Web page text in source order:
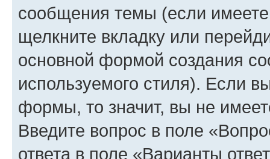
сообщения темы (если
щелкните вкладку или
основной формой создания
используемого стиля). Если
формы, то значит, вы не
Введите вопрос в поле
ответа в поле «Варианты